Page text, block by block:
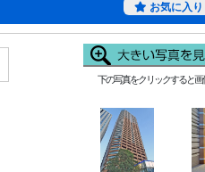
お気に入
下の写真をクリックすると